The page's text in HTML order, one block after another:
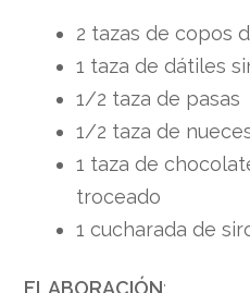
2 tazas de copos
1 taza de dátiles
1/2 taza de pasas
1/2 taza de
1 taza de
troceado
1 cucharada de
ELABORACIÓN: